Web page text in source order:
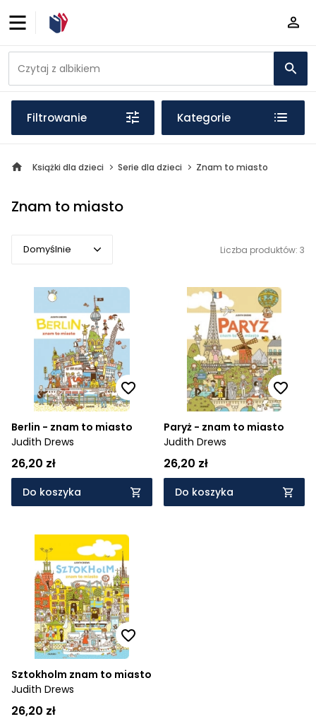
Filtrowanie Kategorie
Książki dla dzieci Serie dla dzieci Znam to miasto
Znam to miasto
Domyślnie
Domyślnie
Popularne
Cena rosnąco
Cena malejąco
Od najnowszych
Od najstarszych
Liczba produktów: 3
Berlin - znam to miasto
Judith Drews
26,20 zł
Do koszyka
Paryż - znam to miasto
Judith Drews
26,20 zł
Do koszyka
Sztokholm znam to miasto
Judith Drews
26,20 zł